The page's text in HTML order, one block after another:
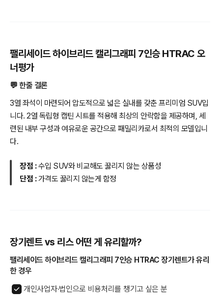
팰리세이드 하이브리드 캘리그래피 7인승 HTRAC 오
너평가
💬 한줄 결론
3열 좌석이 마련되어 압도적으로 넓은 실내를 갖춘 프리미엄 SUV입
니다. 2열 독립형 캡틴 시트를 적용해 최상의 안락함을 제공하며, 세
련된 내부 구성과 여유로운 공간으로 패밀리카로서 최적의 모델입니
다.
장점 :수입 SUV와 비교해도 꿇리지 않는 상품성
단점 :가격도 꿇리지 않는게 함정
장기렌트 vs 리스 어떤 게 유리할까?
팰리세이드 하이브리드 캘리그래피 7인승 HTRAC 장기렌트가 유리
한 경우
개인사업자·법인으로 비용처리를 챙기고 싶은 분